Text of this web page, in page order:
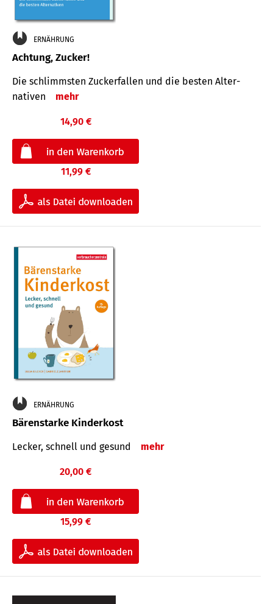
ERNÄHRUNG
Achtung, Zucker!
Die schlimmsten Zucker­fallen und die besten Alter­
nativen
mehr
14,90 €
11,99 €
ERNÄHRUNG
Bärenstarke Kinderkost
Lecker, schnell und gesund mehr
20,00 €
15,99 €